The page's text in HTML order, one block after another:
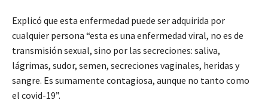
Explicó que esta enfermedad puede ser adquirida por
cualquier persona “esta es una enfermedad viral, no es de
transmisión sexual, sino por las secreciones: saliva,
lágrimas, sudor, semen, secreciones vaginales, heridas y
sangre. Es sumamente contagiosa, aunque no tanto como
el covid-19”.